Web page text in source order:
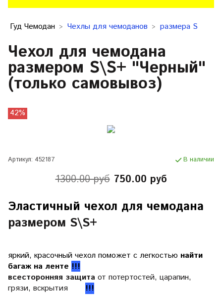
Гуд Чемодан Чехлы для чемоданов размера S
Чехол для чемодана
размером S\S+ "Черный"
(только самовывоз)
42%
Артикул: 452187 В наличии
1300.00 руб 750.00 руб
Эластичный чехол для чемодана
размером S\S+
яркий, красочный чехол поможет с легкостью найти
багаж на ленте !!!
всесторонняя защита от потертостей, царапин,
грязи, вскрытия
!!!